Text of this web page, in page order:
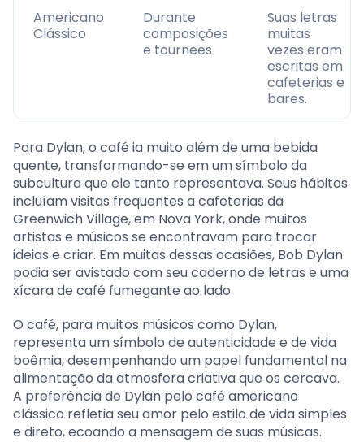
Americano
Clássico
Durante
composições
e tournees
Suas letras
muitas
vezes eram
escritas em
cafeterias e
bares.
Para Dylan, o café ia muito além de uma bebida
quente, transformando-se em um símbolo da
subcultura que ele tanto representava. Seus hábitos
incluíam visitas frequentes a cafeterias da
Greenwich Village, em Nova York, onde muitos
artistas e músicos se encontravam para trocar
ideias e criar. Em muitas dessas ocasiões, Bob Dylan
podia ser avistado com seu caderno de letras e uma
xícara de café fumegante ao lado.
O café, para muitos músicos como Dylan,
representa um símbolo de autenticidade e de vida
boêmia, desempenhando um papel fundamental na
alimentação da atmosfera criativa que os cercava.
A preferência de Dylan pelo café americano
clássico refletia seu amor pelo estilo de vida simples
e direto, ecoando a mensagem de suas músicas.